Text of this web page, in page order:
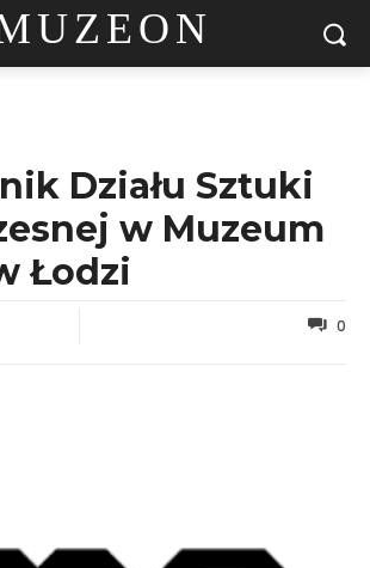
Działu Sztuki
w Muzeum
Łodzi
0